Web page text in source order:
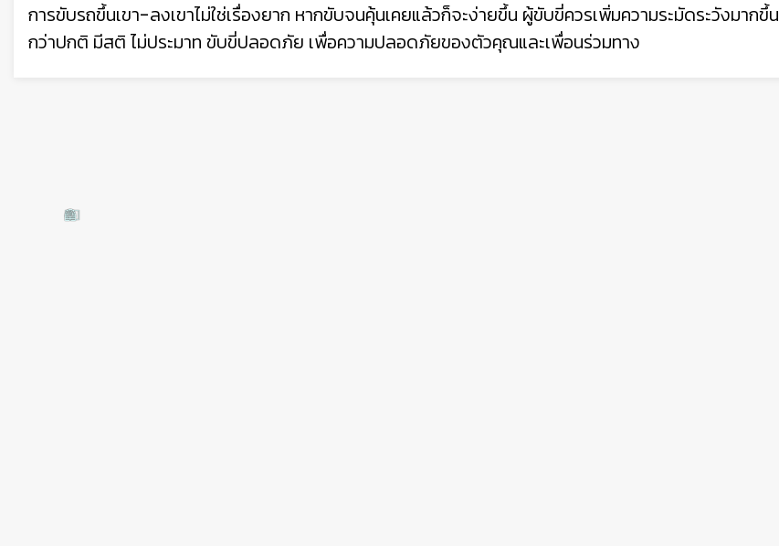
การขับรถขึ้นเขา-ลงเขาไม่ใช่เรื่องยาก หากขับจนคุ้นเคยแล้วก็จะง่ายขึ้น ผู้ขับขี่ควรเพิ่มความระมัดระวังมากขึ้น
กว่าปกติ มีสติ ไม่ประมาท ขับขี่ปลอดภัย เพื่อความปลอดภัยของตัวคุณและเพื่อนร่วมทาง